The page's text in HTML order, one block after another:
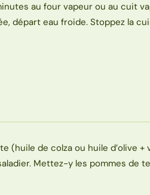
au four vapeur ou au cuit
départ eau froide. Stoppez la
(huile de colza ou huile d’olive +
Mettez-y les pommes de